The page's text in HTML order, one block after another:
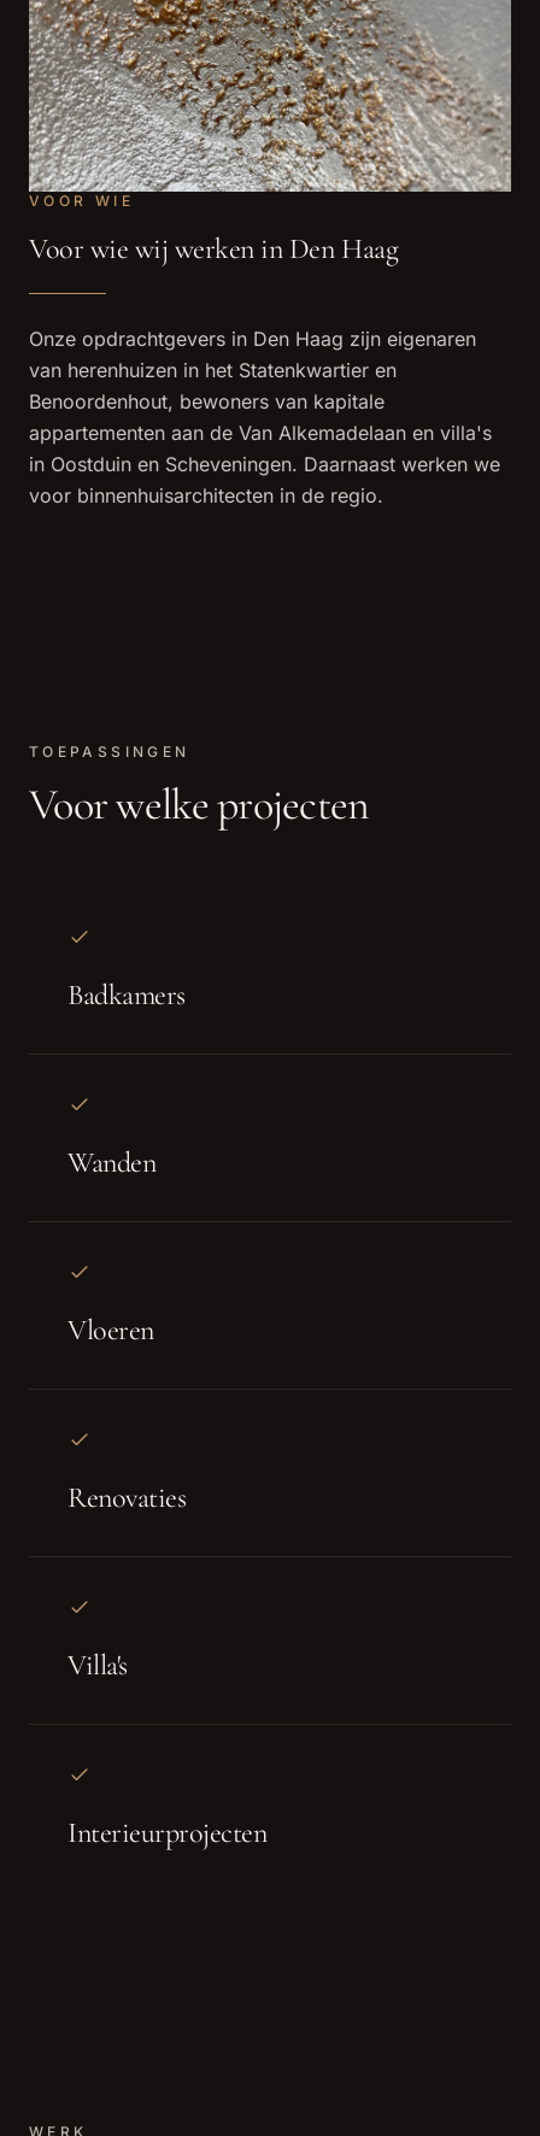
VOOR WIE
Voor wie wij werken in Den Haag
Onze opdrachtgevers in Den Haag zijn eigenaren
van herenhuizen in het Statenkwartier en
Benoordenhout, bewoners van kapitale
appartementen aan de Van Alkemadelaan en villa's
in Oostduin en Scheveningen. Daarnaast werken we
voor binnenhuisarchitecten in de regio.
TOEPASSINGEN
Voor welke projecten
Badkamers
Wanden
Vloeren
Renovaties
Villa's
Interieurprojecten
WERK